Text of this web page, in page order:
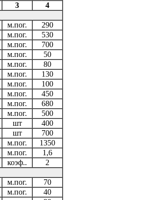
3
4
м.пог.
290
м.пог.
530
м.пог.
700
м.пог.
50
м.пог.
80
м.пог.
130
м.пог.
100
м.пог.
450
м.пог.
680
м.пог.
500
шт
400
шт
700
м.пог.
1350
м.пог.
1,6
коэф..
2
м.пог.
70
м.пог.
40